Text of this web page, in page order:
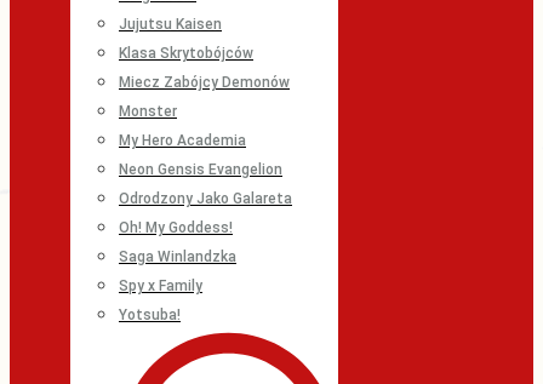
Jujutsu Kaisen
Klasa Skrytobójców
Miecz Zabójcy Demonów
Monster
My Hero Academia
Neon Gensis Evangelion
Odrodzony Jako Galareta
Oh! My Goddess!
Saga Winlandzka
Spy x Family
Yotsuba!